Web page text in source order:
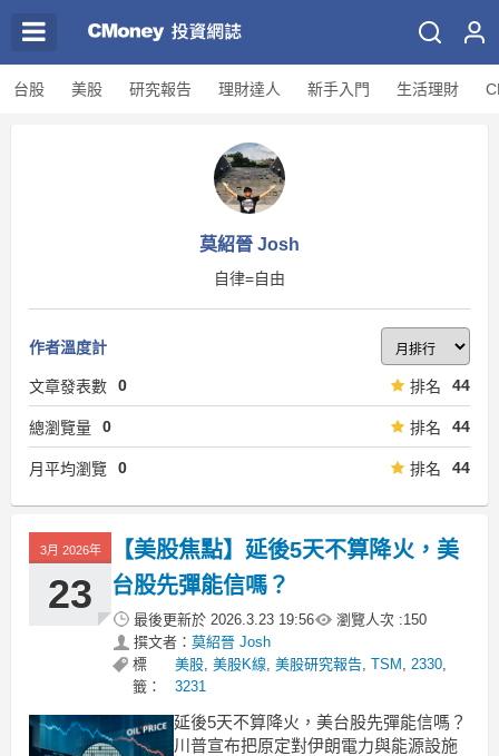
台股 美股 研究報告 理財達人 新手入門 生活理財
莫紹晉 Josh
自律=自由
作者溫度計
文章發表數 0 排名 44
總瀏覽量 0 排名 44
月平均瀏覽 0 排名 44
3月 2026年
23
【美股焦點】延後5天不算降火，美
台股先彈能信嗎？
最後更新於 2026.3.23 19:56 瀏覽人次 :150
撰文者： 莫紹晉 Josh
標
籤：
美股, 美股K線, 美股研究報告, TSM , 2330,
3231
延後5天不算降火，美台股先彈能信嗎？
川普宣布把原定對伊朗電力與能源設施